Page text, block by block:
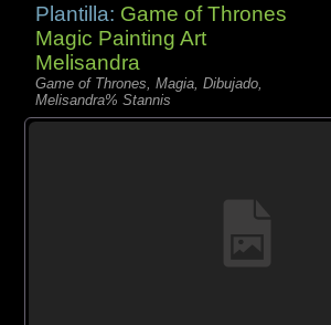
Plantilla: Game of Thrones
Magic Painting Art
Melisandra
Game of Thrones, Magia, Dibujado,
Melisandra% Stannis